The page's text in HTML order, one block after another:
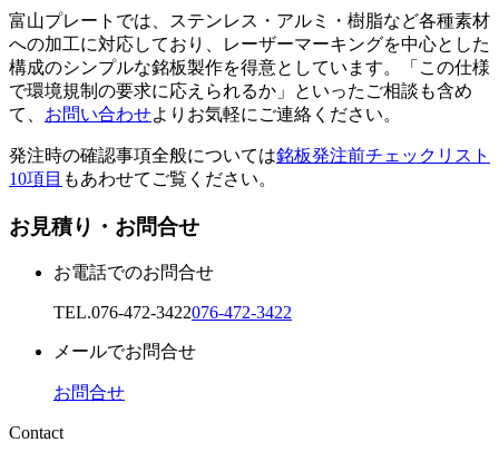
富山プレートでは、ステンレス・アルミ・樹脂など各種素材
への加工に対応しており、レーザーマーキングを中心とした
構成のシンプルな銘板製作を得意としています。「この仕様
で環境規制の要求に応えられるか」といったご相談も含め
て、 お問い合わせよりお気軽にご連絡ください。
発注時の確認事項全般については銘板発注前チェックリスト
10項目 もあわせてご覧ください。
お見積り・お問合せ
お電話でのお問合せ
TEL.076-472-3422076-472-3422
メールでお問合せ
お問合せ
Contact